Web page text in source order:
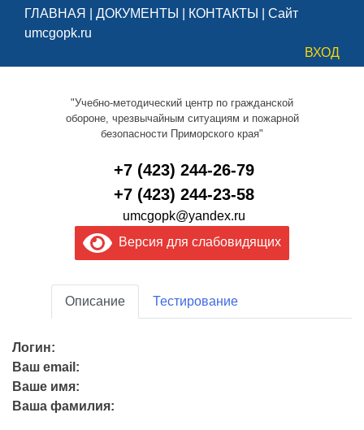
ГЛАВНАЯ ДОКУМЕНТЫ КОНТАКТЫ
Сайт
umcgopk.ru
ВХОД
"Учебно-методический центр по гражданской
обороне, чрезвычайным ситуациям и пожарной
безопасности Приморского края"
+7 (423) 244-26-79
+7 (423) 244-23-58
umcgopk@yandex.ru
Версия для слабовидящих
Описание Тестирование
Логин:
Ваш email:
Ваше имя:
Ваша фамилия: